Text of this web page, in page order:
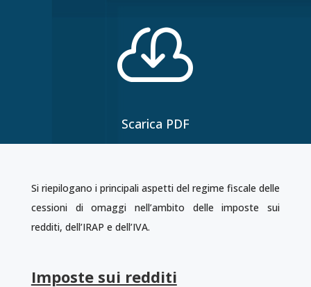

Scarica PDF
Si riepilogano i principali aspetti del regime fiscale delle
cessioni di omaggi nell’ambito delle imposte sui
redditi, dell’IRAP e dell’IVA.
Imposte sui redditi